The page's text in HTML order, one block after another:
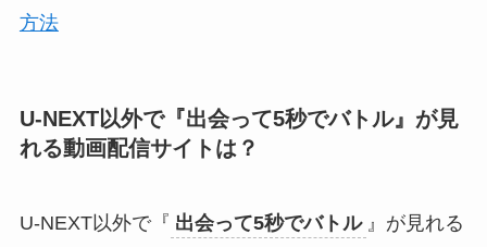
方法
U-NEXT以外で『出会って5秒でバトル』が見
れる動画配信サイトは？
U-NEXT以外で『 出会って5秒でバトル 』が見れる